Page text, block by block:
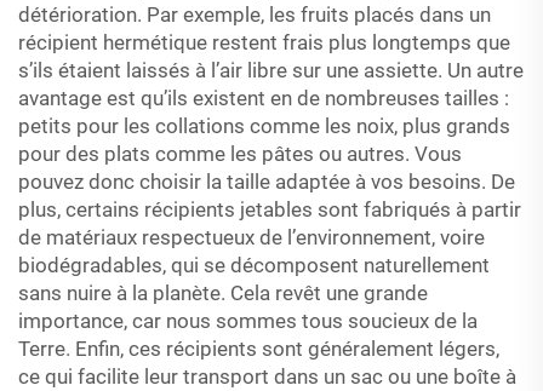
détérioration. Par exemple, les fruits placés dans un
récipient hermétique restent frais plus longtemps que
s’ils étaient laissés à l’air libre sur une assiette. Un autre
avantage est qu’ils existent en de nombreuses tailles :
petits pour les collations comme les noix, plus grands
pour des plats comme les pâtes ou autres. Vous
pouvez donc choisir la taille adaptée à vos besoins. De
plus, certains récipients jetables sont fabriqués à partir
de matériaux respectueux de l’environnement, voire
biodégradables, qui se décomposent naturellement
sans nuire à la planète. Cela revêt une grande
importance, car nous sommes tous soucieux de la
Terre. Enfin, ces récipients sont généralement légers,
ce qui facilite leur transport dans un sac ou une boîte à